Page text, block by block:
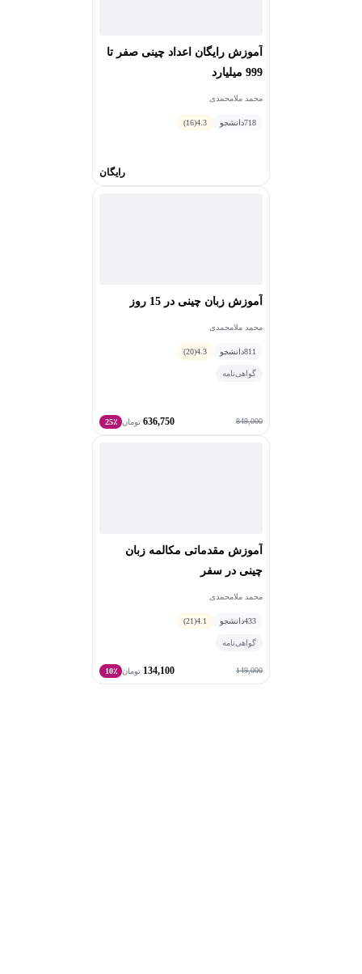
آموزش رایگان اعداد چینی صفر تا
999 میلیارد
محمد ملامحمدی
718دانشجو 4.3
(16)
رایگان
آموزش زبان چینی در 15 روز
محمد ملامحمدی
811دانشجو 4.3
(20)
گواهی‌نامه
849,000
636,750 تومان 25٪
آموزش مقدماتی مکالمه زبان
چینی در سفر
محمد ملامحمدی
433دانشجو 4.1
(21)
گواهی‌نامه
149,000
134,100 تومان 10٪